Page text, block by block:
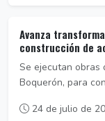
Avanza
construcción de
Se ejecutan obras
Boquerón, para
24 de julio de